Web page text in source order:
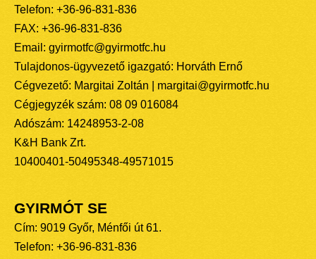
Telefon: +36-96-831-836
FAX: +36-96-831-836
Email: gyirmotfc@gyirmotfc.hu
Tulajdonos-ügyvezető igazgató: Horváth Ernő
Cégvezető: Margitai Zoltán | margitai@gyirmotfc.hu
Cégjegyzék szám: 08 09 016084
Adószám: 14248953-2-08
K&H Bank Zrt.
10400401-50495348-49571015
GYIRMÓT SE
Cím: 9019 Győr, Ménfői út 61.
Telefon: +36-96-831-836